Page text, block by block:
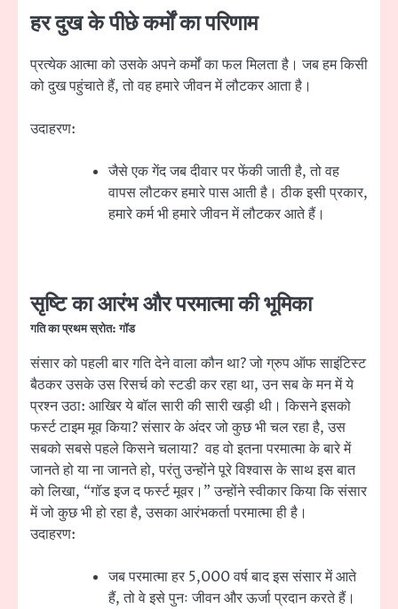
हर दुख के पीछे कर्मों का परिणाम
प्रत्येक आत्मा को उसके अपने कर्मों का फल मिलता है। जब हम किसी
को दुख पहुंचाते हैं, तो वह हमारे जीवन में लौटकर आता है।
उदाहरण:
जैसे एक गेंद जब दीवार पर फेंकी जाती है, तो वह
वापस लौटकर हमारे पास आती है। ठीक इसी प्रकार,
हमारे कर्म भी हमारे जीवन में लौटकर आते हैं।
सृष्टि का आरंभ और परमात्मा की भूमिका
गति का प्रथम स्रोत: गॉड
संसार को पहली बार गति देने वाला कौन था? जो ग्रुप ऑफ साइंटिस्ट
बैठकर उसके उस रिसर्च को स्टडी कर रहा था, उन सब के मन में ये
प्रश्न उठा: आखिर ये बॉल सारी की सारी खड़ी थी। किसने इसको
फर्स्ट टाइम मूव किया? संसार के अंदर जो कुछ भी चल रहा है, उस
सबको सबसे पहले किसने चलाया? वह वो इतना परमात्मा के बारे में
जानते हो या ना जानते हो, परंतु उन्होंने पूरे विश्वास के साथ इस बात
को लिखा, “गॉड इज द फर्स्ट मूवर।” उन्होंने स्वीकार किया कि संसार
में जो कुछ भी हो रहा है, उसका आरंभकर्ता परमात्मा ही है।
उदाहरण:
जब परमात्मा हर 5,000 वर्ष बाद इस संसार में आते
हैं, तो वे इसे पुनः जीवन और ऊर्जा प्रदान करते हैं।